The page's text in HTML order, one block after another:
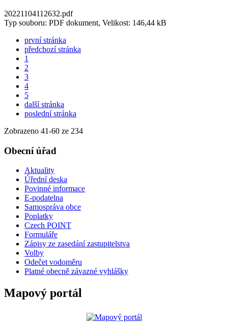
20221104112632.pdf
Typ souboru: PDF dokument, Velikost: 146,44 kB
první stránka
předchozí stránka
1
2
3
4
5
další stránka
poslední stránka
Zobrazeno 41-60 ze 234
Obecní úřad
Aktuality
Úřední deska
Povinné informace
E-podatelna
Samospráva obce
Poplatky
Czech POINT
Formuláře
Zápisy ze zasedání zastupitelstva
Volby
Odečet vodoměru
Platné obecně závazné vyhlášky
Mapový portál